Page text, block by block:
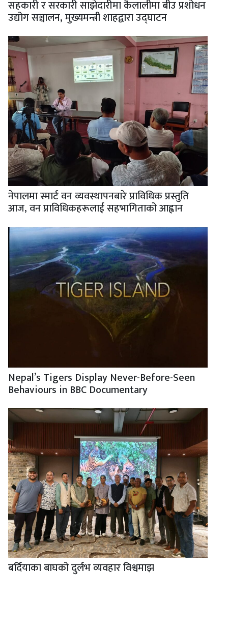
सहकारी र सरकारी साझेदारीमा कैलालीमा बीउ प्रशोधन
उद्योग सञ्चालन, मुख्यमन्त्री शाहद्वारा उद्घाटन
नेपालमा स्मार्ट वन व्यवस्थापनबारे प्राविधिक प्रस्तुति
आज, वन प्राविधिकहरूलाई सहभागिताको आह्वान
Nepal’s Tigers Display Never-Before-Seen
Behaviours in BBC Documentary
बर्दियाका बाघको दुर्लभ व्यवहार विश्वमाझ